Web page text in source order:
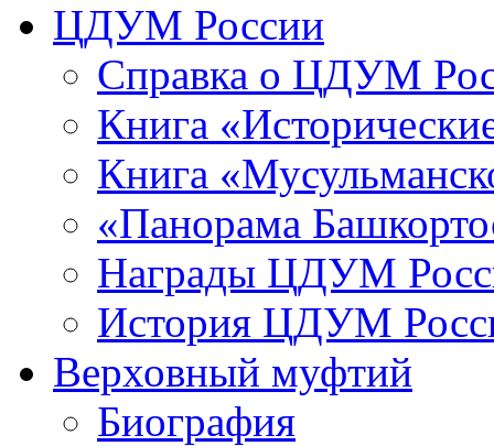
ЦДУМ России
Справка о ЦДУМ
Книга
Книга
«Панорама
Награды ЦДУМ
История ЦДУМ
Верховный муфтий
Биография